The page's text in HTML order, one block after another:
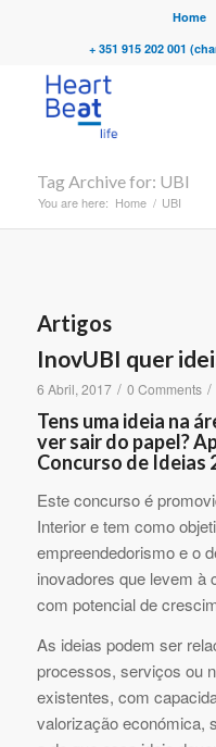
Home
+ 351 915 202 001
Tag Archive for: UBI
You are here: Home / UBI
Artigos
InovUBI quer
6 Abril, 2017 / 0 Comments /
Tens uma ideia na
ver sair do papel?
Concurso de Ideias
Este concurso é
Interior e tem como
empreendedorismo e o
inovadores que levem à
com potencial de
As ideias podem ser
processos, serviços ou
existentes, com
valorização económica,